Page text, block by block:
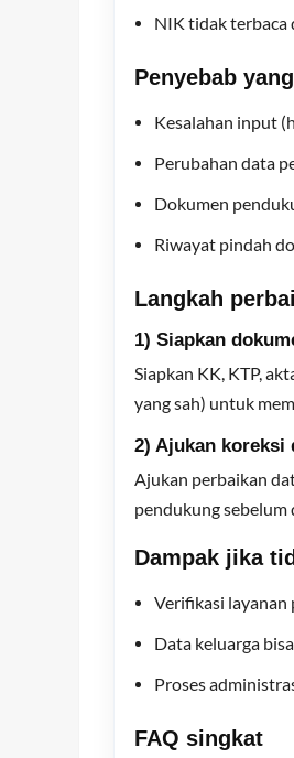
NIK tidak terbaca
Penyebab
Kesalahan input
Perubahan data
Dokumen
Riwayat pindah
Langkah
1) Siapkan
Siapkan KK, KTP,
yang sah) untuk
2) Ajukan koreksi
Ajukan perbaikan
pendukung
Dampak jika
Verifikasi layanan
Data keluarga
Proses
FAQ singkat